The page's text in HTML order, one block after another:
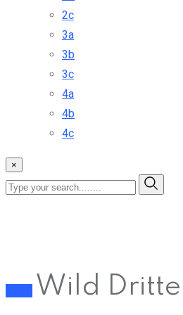
2c
3a
3b
3c
4a
4b
4c
×
Wild Dritte